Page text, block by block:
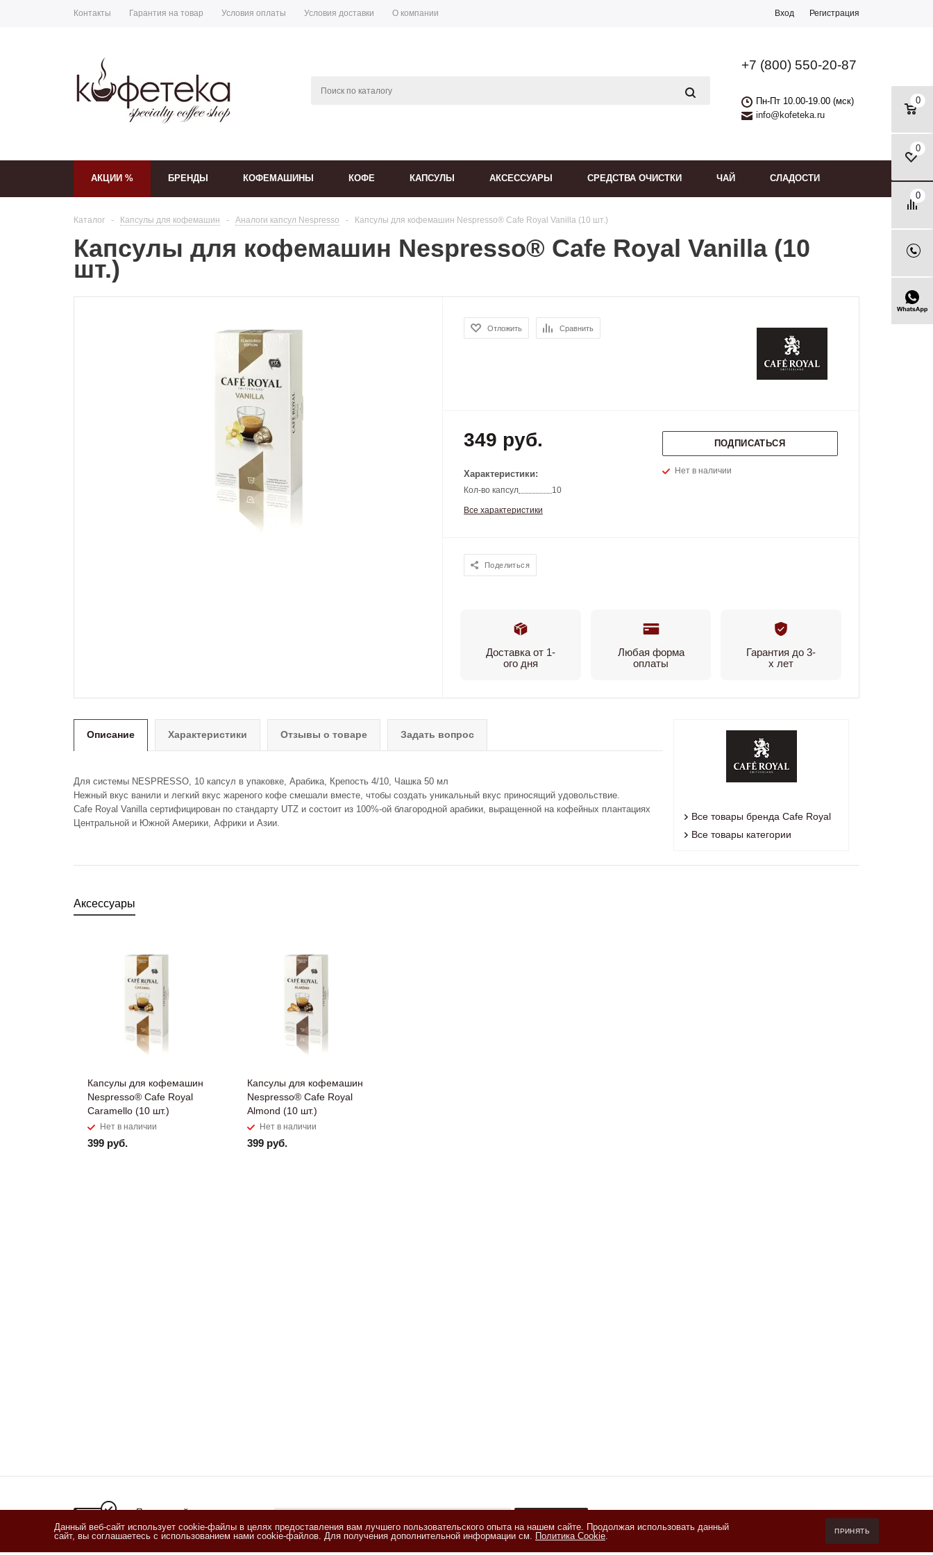
Контакты Гарантия на товар Условия оплаты Условия доставки О компании Вход Регистрация
+7 (800) 550-20-87
Пн-Пт 10.00-19.00 (мск)
info@kofeteka.ru
0
0
0
АКЦИИ % БРЕНДЫ КОФЕМАШИНЫ КОФЕ КАПСУЛЫ АКСЕССУАРЫ СРЕДСТВА ОЧИСТКИ ЧАЙ СЛАДОСТИ
Каталог - Капсулы для кофемашин - Аналоги капсул Nespresso - Капсулы для кофемашин Nespresso® Cafe Royal Vanilla (10 шт.)
Капсулы для кофемашин Nespresso® Cafe Royal Vanilla (10
шт.)
Отложить Сравнить
349 руб.
Характеристики:
Кол-во капсул 10
Все характеристики
ПОДПИСАТЬСЯ
Нет в наличии
Поделиться
Доставка от 1-
ого дня
Любая форма
оплаты
Гарантия до 3-
х лет
Описание Характеристики Отзывы о товаре Задать вопрос
Для системы NESPRESSO, 10 капсул в упаковке, Арабика, Крепость 4/10, Чашка 50 мл
Нежный вкус ванили и легкий вкус жареного кофе смешали вместе, чтобы создать уникальный вкус приносящий удовольствие.
Cafe Royal Vanilla сертифицирован по стандарту UTZ и состоит из 100%-ой благородной арабики, выращенной на кофейных плантациях
Центральной и Южной Америки, Африки и Азии.
Все товары бренда Cafe Royal
Все товары категории
Аксессуары
Капсулы для кофемашин
Nespresso® Cafe Royal
Caramello (10 шт.)
Нет в наличии
399 руб.
Капсулы для кофемашин
Nespresso® Cafe Royal
Almond (10 шт.)
Нет в наличии
399 руб.
Подписывайтесь
на новости и акции
+7 (800) 550-20-87
Данный веб-сайт использует cookie-файлы в целях предоставления вам лучшего пользовательского опыта на нашем сайте. Продолжая использовать данный
сайт, вы соглашаетесь с использованием нами cookie-файлов. Для получения дополнительной информации см. Политика Cookie. ПРИНЯТЬ